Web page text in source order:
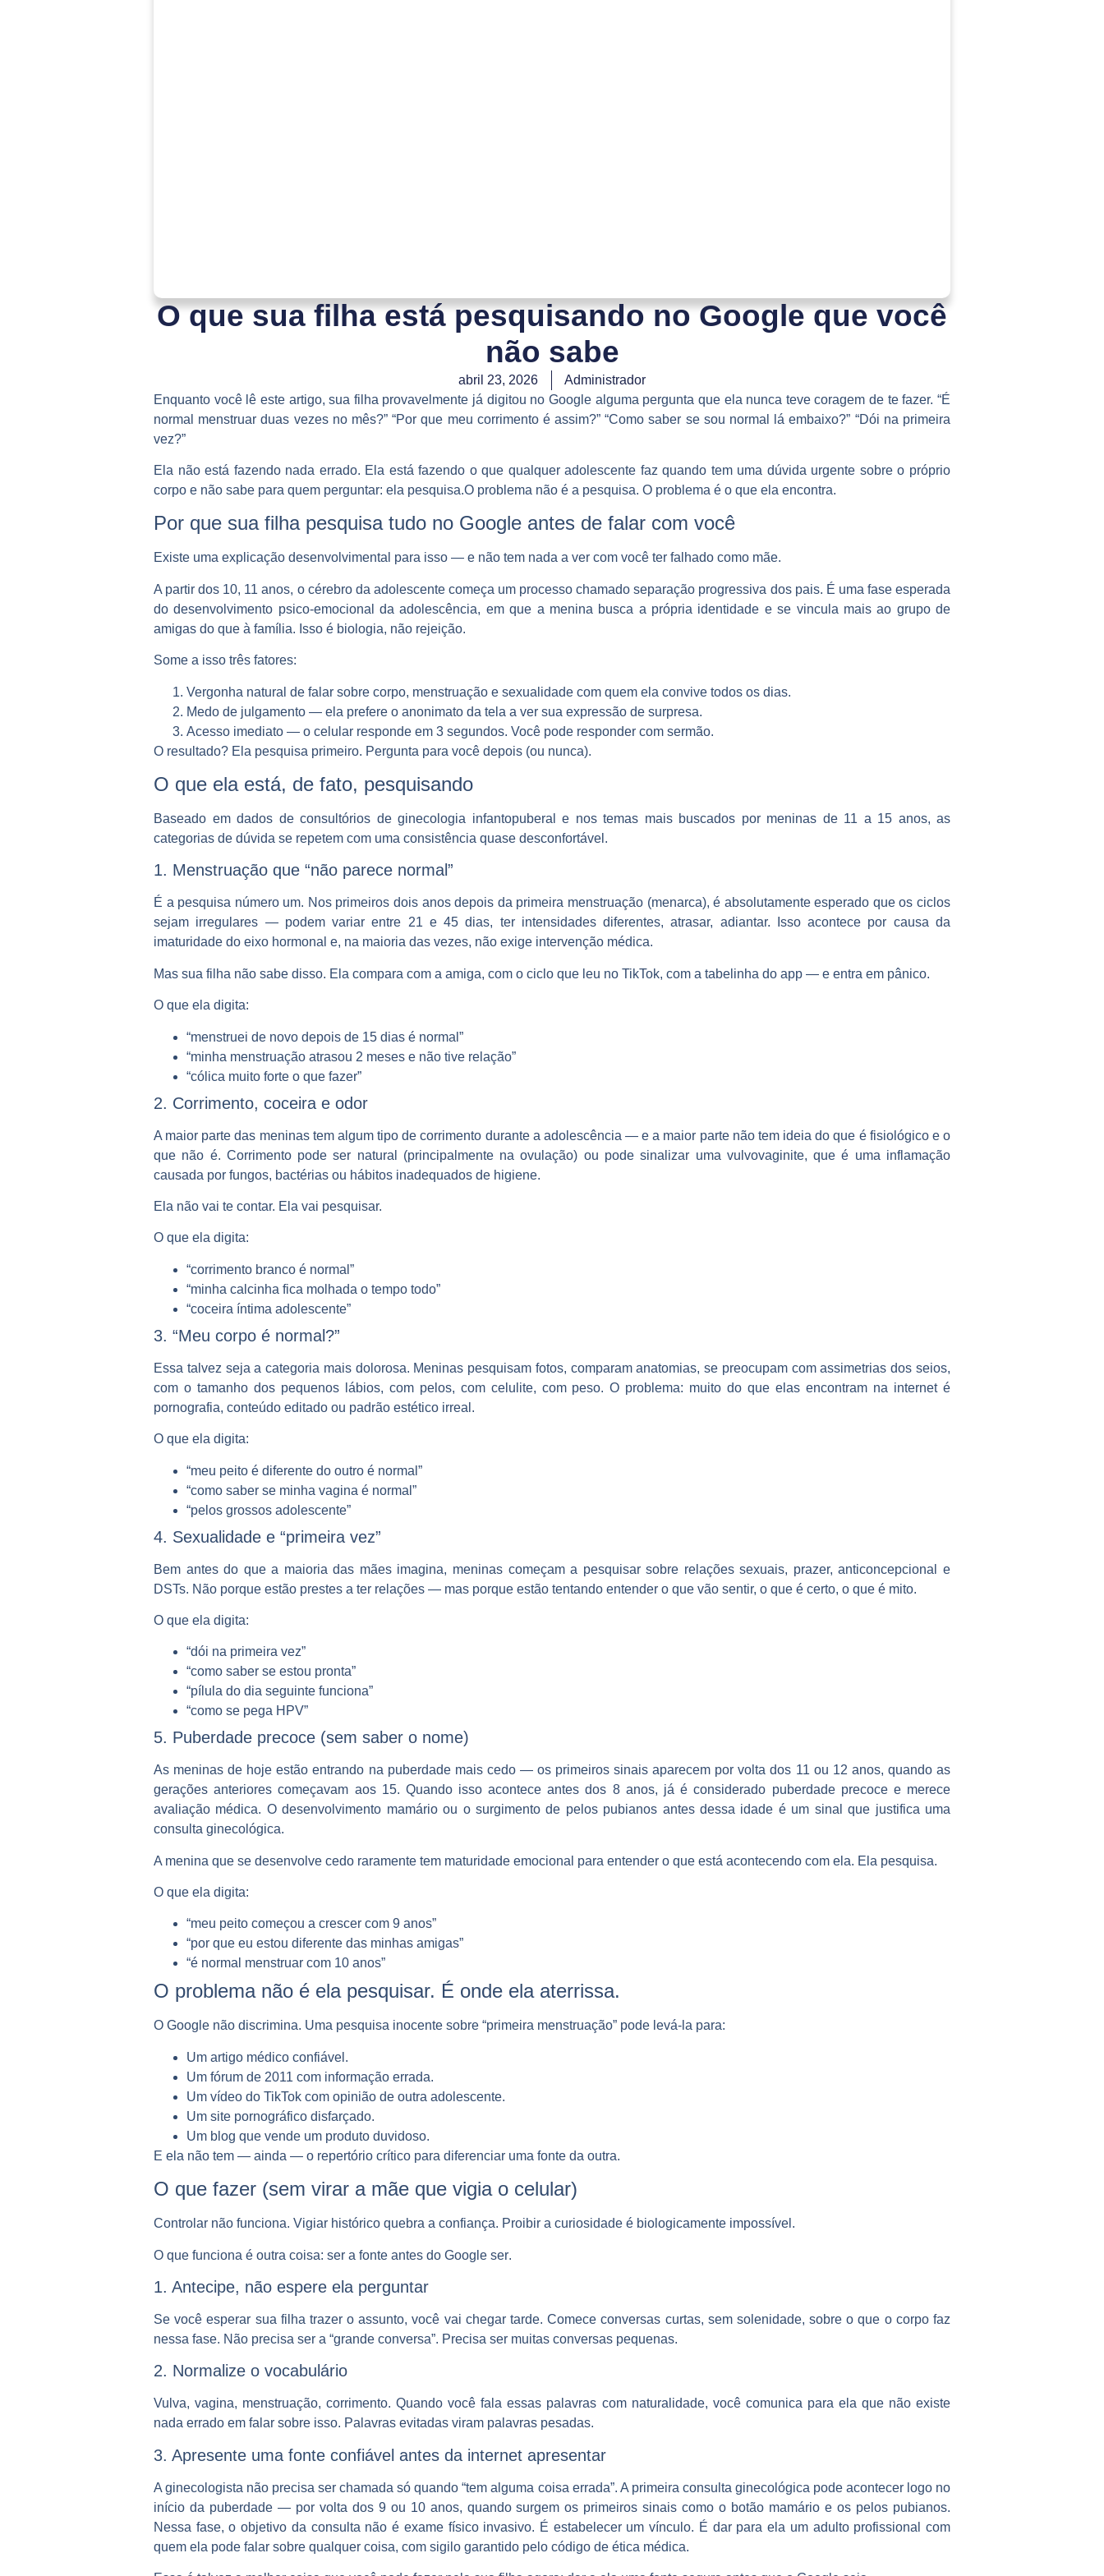
O que sua filha está pesquisando no Google que você
não sabe
abril 23, 2026
Administrador
Enquanto você lê este artigo, sua filha provavelmente já digitou no Google alguma pergunta que ela nunca teve coragem de te fazer. “É
normal menstruar duas vezes no mês?” “Por que meu corrimento é assim?” “Como saber se sou normal lá embaixo?” “Dói na primeira
vez?”
Ela não está fazendo nada errado. Ela está fazendo o que qualquer adolescente faz quando tem uma dúvida urgente sobre o próprio
corpo e não sabe para quem perguntar: ela pesquisa.O problema não é a pesquisa. O problema é o que ela encontra.
Por que sua filha pesquisa tudo no Google antes de falar com você
Existe uma explicação desenvolvimental para isso — e não tem nada a ver com você ter falhado como mãe.
A partir dos 10, 11 anos, o cérebro da adolescente começa um processo chamadoseparação progressiva dos pais. É uma fase esperada
do desenvolvimento psico-emocional da adolescência, em que a menina busca a própria identidade e se vincula mais ao grupo de
amigas do que à família. Isso é biologia, não rejeição.
Some a isso três fatores:
Vergonha natural de falar sobre corpo, menstruação e sexualidade com quem ela convive todos os dias.
Medo de julgamento — ela prefere o anonimato da tela a ver sua expressão de surpresa.
Acesso imediato — o celular responde em 3 segundos. Você pode responder com sermão.
O resultado? Ela pesquisa primeiro. Pergunta para você depois (ou nunca).
O que ela está, de fato, pesquisando
Baseado em dados de consultórios de ginecologia infantopuberal e nos temas mais buscados por meninas de 11 a 15 anos, as
categorias de dúvida se repetem com uma consistência quase desconfortável.
1. Menstruação que “não parece normal”
É a pesquisa número um. Nos primeiros dois anos depois da primeira menstruação (menarca), é absolutamente esperado que os ciclos
sejam irregulares — podem variar entre 21 e 45 dias, ter intensidades diferentes, atrasar, adiantar. Isso acontece por causa da
imaturidade do eixo hormonal e, na maioria das vezes, não exige intervenção médica.
Mas sua filha não sabe disso. Ela compara com a amiga, com o ciclo que leu no TikTok, com a tabelinha do app — e entra em pânico.
O que ela digita:
“menstruei de novo depois de 15 dias é normal”
“minha menstruação atrasou 2 meses e não tive relação”
“cólica muito forte o que fazer”
2. Corrimento, coceira e odor
A maior parte das meninas tem algum tipo de corrimento durante a adolescência — e a maior parte não tem ideia do que é fisiológico e o
que não é. Corrimento pode ser natural (principalmente na ovulação) ou pode sinalizar uma vulvovaginite, que é uma inflamação
causada por fungos, bactérias ou hábitos inadequados de higiene.
Ela não vai te contar. Ela vai pesquisar.
O que ela digita:
“corrimento branco é normal”
“minha calcinha fica molhada o tempo todo”
“coceira íntima adolescente”
3. “Meu corpo é normal?”
Essa talvez seja a categoria mais dolorosa. Meninas pesquisam fotos, comparam anatomias, se preocupam com assimetrias dos seios,
com o tamanho dos pequenos lábios, com pelos, com celulite, com peso. O problema: muito do que elas encontram na internet é
pornografia, conteúdo editado ou padrão estético irreal.
O que ela digita:
“meu peito é diferente do outro é normal”
“como saber se minha vagina é normal”
“pelos grossos adolescente”
4. Sexualidade e “primeira vez”
Bem antes do que a maioria das mães imagina, meninas começam a pesquisar sobre relações sexuais, prazer, anticoncepcional e
DSTs. Não porque estão prestes a ter relações — mas porque estão tentando entender o que vão sentir, o que é certo, o que é mito.
O que ela digita:
“dói na primeira vez”
“como saber se estou pronta”
“pílula do dia seguinte funciona”
“como se pega HPV”
5. Puberdade precoce (sem saber o nome)
As meninas de hoje estão entrando na puberdade mais cedo — os primeiros sinais aparecem por volta dos 11 ou 12 anos, quando as
gerações anteriores começavam aos 15. Quando isso acontece antes dos 8 anos, já é considerado puberdade precoce e merece
avaliação médica. O desenvolvimento mamário ou o surgimento de pelos pubianos antes dessa idade é um sinal que justifica uma
consulta ginecológica.
A menina que se desenvolve cedo raramente tem maturidade emocional para entender o que está acontecendo com ela. Ela pesquisa.
O que ela digita:
“meu peito começou a crescer com 9 anos”
“por que eu estou diferente das minhas amigas”
“é normal menstruar com 10 anos”
O problema não é ela pesquisar. É onde ela aterrissa.
O Google não discrimina. Uma pesquisa inocente sobre “primeira menstruação” pode levá-la para:
Um artigo médico confiável.
Um fórum de 2011 com informação errada.
Um vídeo do TikTok com opinião de outra adolescente.
Um site pornográfico disfarçado.
Um blog que vende um produto duvidoso.
E ela não tem — ainda — o repertório crítico para diferenciar uma fonte da outra.
O que fazer (sem virar a mãe que vigia o celular)
Controlar não funciona. Vigiar histórico quebra a confiança. Proibir a curiosidade é biologicamente impossível.
O que funciona é outra coisa: ser a fonte antes do Google ser.
1. Antecipe, não espere ela perguntar
Se você esperar sua filha trazer o assunto, você vai chegar tarde. Comece conversas curtas, sem solenidade, sobre o que o corpo faz
nessa fase. Não precisa ser a “grande conversa”. Precisa ser muitas conversas pequenas.
2. Normalize o vocabulário
Vulva, vagina, menstruação, corrimento. Quando você fala essas palavras com naturalidade, você comunica para ela que não existe
nada errado em falar sobre isso. Palavras evitadas viram palavras pesadas.
3. Apresente uma fonte confiável antes da internet apresentar
A ginecologista não precisa ser chamada só quando “tem alguma coisa errada”. A primeira consulta ginecológica pode acontecer logo no
início da puberdade — por volta dos 9 ou 10 anos, quando surgem os primeiros sinais como o botão mamário e os pelos pubianos.
Nessa fase, o objetivo da consulta não é exame físico invasivo. É estabelecer um vínculo. É dar para ela um adulto profissional com
quem ela pode falar sobre qualquer coisa, com sigilo garantido pelo código de ética médica.